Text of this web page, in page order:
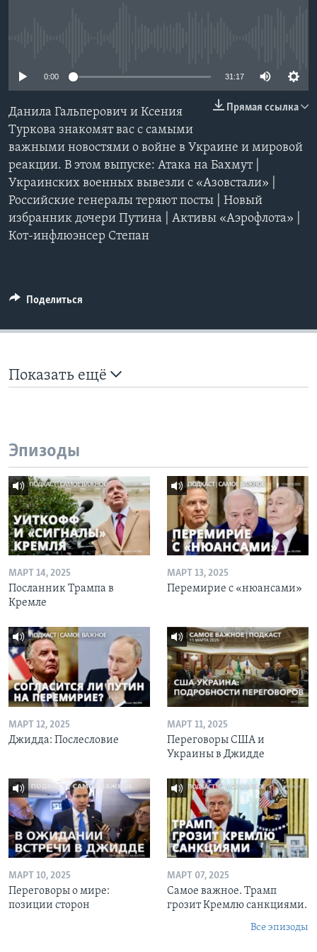
Языки
0:00 31:17
Прямая ссылка
Данила Гальперович и Ксения
Туркова знакомят вас с самыми
важными новостями о войне в Украине и мировой
реакции. В этом выпуске: Атака на Бахмут |
Украинских военных вывезли с «Азовстали» |
Российские генералы теряют посты | Новый
избранник дочери Путина | Активы «Аэрофлота» |
Кот-инфлюэнсер Степан
Поделиться
Показать ещё
Эпизоды
МАРТ 14, 2025
Посланник Трампа в
Кремле
МАРТ 13, 2025
Перемирие с «нюансами»
МАРТ 12, 2025
Джидда: Послесловие
МАРТ 11, 2025
Переговоры США и
Украины в Джидде
МАРТ 10, 2025
Переговоры о мире:
позиции сторон
МАРТ 07, 2025
Самое важное. Трамп
грозит Кремлю санкциями.
Все эпизоды